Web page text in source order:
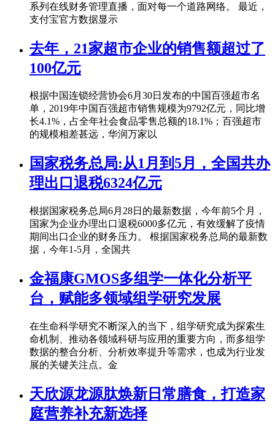
系列在线财务管理直播，面对每一个道路网络。 最近，
支付宝官方数据显示
去年，21家超市企业的销售额超过了
100亿元
根据中国连锁经营协会6月30日发布的中国百强超市名
单，2019年中国百强超市销售规模为9792亿元，同比增
长4.1%，占全年社会食品零售总额的18.1%；百强超市
的规模相差甚远，华润万家以
国家税务总局:从1月到5月，全国共办
理出口退税6324亿元
根据国家税务总局6月28日的最新数据，今年前5个月，
国家为企业办理出口退税6000多亿元，有效缓解了疫情
期间出口企业的财务压力。 根据国家税务总局的最新数
据，今年1-5月，全国共
金福康GMOS多组学一体化分析平
台，赋能多领域组学研究发展
在生命科学研究不断深入的当下，组学研究成为探索生
命机制、推动各领域科研与应用的重要方向，而多组学
数据的整合分析、分析效率提升等需求，也成为行业发
展的关键关注点。金
天欣源龙源肽焕新日常膳食，打造家
庭营养补充新选择